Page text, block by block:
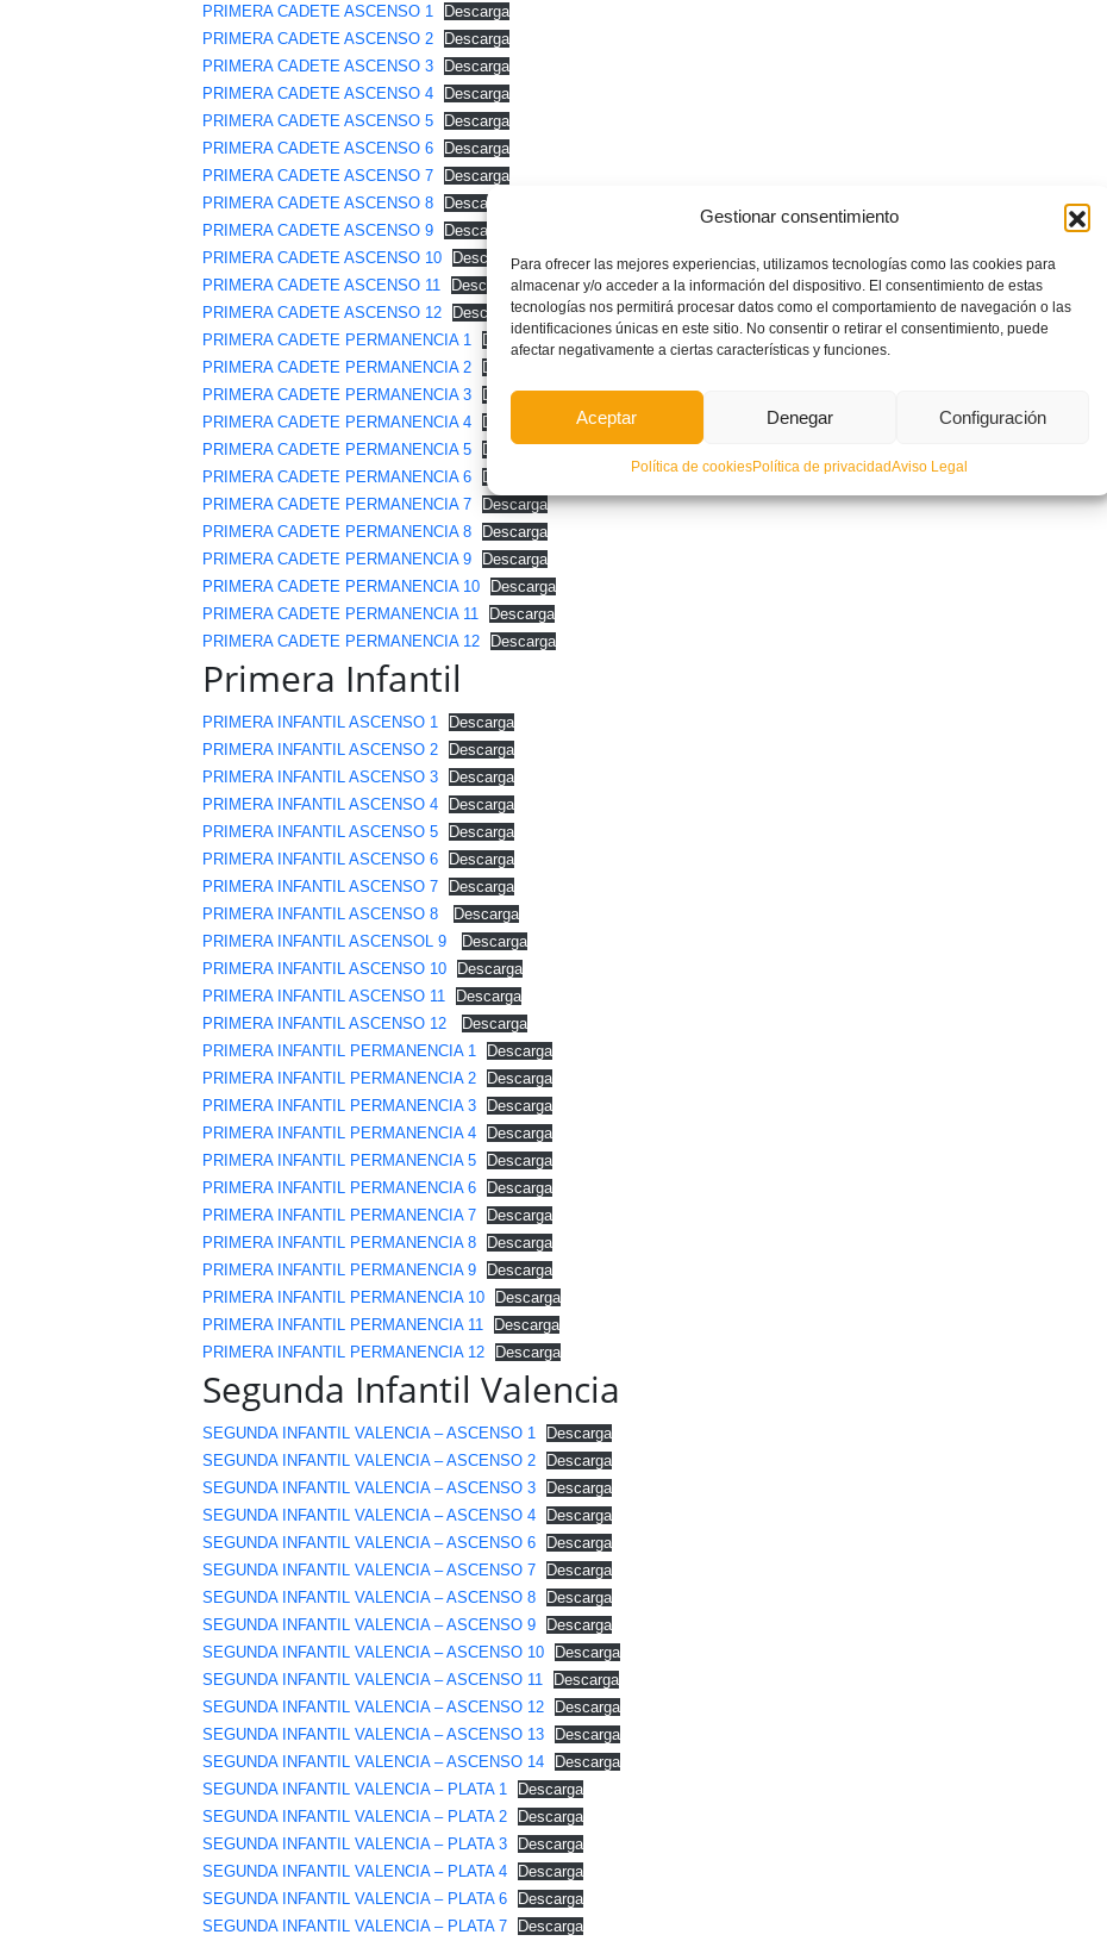
Gestionar consentimiento
Para ofrecer las mejores experiencias, utilizamos tecnologías como las cookies para
almacenar y/o acceder a la información del dispositivo. El consentimiento de estas
tecnologías nos permitirá procesar datos como el comportamiento de navegación o las
identificaciones únicas en este sitio. No consentir o retirar el consentimiento, puede
afectar negativamente a ciertas características y funciones.
Aceptar Denegar Configuración
Política de cookiesPolítica de privacidadAviso Legal
PRIMERA CADETE ASCENSO 1
Descarga
PRIMERA CADETE ASCENSO 2
Descarga
PRIMERA CADETE ASCENSO 3
Descarga
PRIMERA CADETE ASCENSO 4
Descarga
PRIMERA CADETE ASCENSO 5
Descarga
PRIMERA CADETE ASCENSO 6
Descarga
PRIMERA CADETE ASCENSO 7
Descarga
PRIMERA CADETE ASCENSO 8
Descarga
PRIMERA CADETE ASCENSO 9
Descarga
PRIMERA CADETE ASCENSO 10
Descarga
PRIMERA CADETE ASCENSO 11
Descarga
PRIMERA CADETE ASCENSO 12
Descarga
PRIMERA CADETE PERMANENCIA 1
Descarga
PRIMERA CADETE PERMANENCIA 2
Descarga
PRIMERA CADETE PERMANENCIA 3
Descarga
PRIMERA CADETE PERMANENCIA 4
Descarga
PRIMERA CADETE PERMANENCIA 5
Descarga
PRIMERA CADETE PERMANENCIA 6
Descarga
PRIMERA CADETE PERMANENCIA 7
Descarga
PRIMERA CADETE PERMANENCIA 8
Descarga
PRIMERA CADETE PERMANENCIA 9
Descarga
PRIMERA CADETE PERMANENCIA 10
Descarga
PRIMERA CADETE PERMANENCIA 11
Descarga
PRIMERA CADETE PERMANENCIA 12
Descarga
Primera Infantil
PRIMERA INFANTIL ASCENSO 1
Descarga
PRIMERA INFANTIL ASCENSO 2
Descarga
PRIMERA INFANTIL ASCENSO 3
Descarga
PRIMERA INFANTIL ASCENSO 4
Descarga
PRIMERA INFANTIL ASCENSO 5
Descarga
PRIMERA INFANTIL ASCENSO 6
Descarga
PRIMERA INFANTIL ASCENSO 7
Descarga
PRIMERA INFANTIL ASCENSO 8
Descarga
PRIMERA INFANTIL ASCENSOL 9
Descarga
PRIMERA INFANTIL ASCENSO 10
Descarga
PRIMERA INFANTIL ASCENSO 11
Descarga
PRIMERA INFANTIL ASCENSO 12
Descarga
PRIMERA INFANTIL PERMANENCIA 1
Descarga
PRIMERA INFANTIL PERMANENCIA 2
Descarga
PRIMERA INFANTIL PERMANENCIA 3
Descarga
PRIMERA INFANTIL PERMANENCIA 4
Descarga
PRIMERA INFANTIL PERMANENCIA 5
Descarga
PRIMERA INFANTIL PERMANENCIA 6
Descarga
PRIMERA INFANTIL PERMANENCIA 7
Descarga
PRIMERA INFANTIL PERMANENCIA 8
Descarga
PRIMERA INFANTIL PERMANENCIA 9
Descarga
PRIMERA INFANTIL PERMANENCIA 10
Descarga
PRIMERA INFANTIL PERMANENCIA 11
Descarga
PRIMERA INFANTIL PERMANENCIA 12
Descarga
Segunda Infantil Valencia
SEGUNDA INFANTIL VALENCIA – ASCENSO 1
Descarga
SEGUNDA INFANTIL VALENCIA – ASCENSO 2
Descarga
SEGUNDA INFANTIL VALENCIA – ASCENSO 3
Descarga
SEGUNDA INFANTIL VALENCIA – ASCENSO 4
Descarga
SEGUNDA INFANTIL VALENCIA – ASCENSO 6
Descarga
SEGUNDA INFANTIL VALENCIA – ASCENSO 7
Descarga
SEGUNDA INFANTIL VALENCIA – ASCENSO 8
Descarga
SEGUNDA INFANTIL VALENCIA – ASCENSO 9
Descarga
SEGUNDA INFANTIL VALENCIA – ASCENSO 10
Descarga
SEGUNDA INFANTIL VALENCIA – ASCENSO 11
Descarga
SEGUNDA INFANTIL VALENCIA – ASCENSO 12
Descarga
SEGUNDA INFANTIL VALENCIA – ASCENSO 13
Descarga
SEGUNDA INFANTIL VALENCIA – ASCENSO 14
Descarga
SEGUNDA INFANTIL VALENCIA – PLATA 1
Descarga
SEGUNDA INFANTIL VALENCIA – PLATA 2
Descarga
SEGUNDA INFANTIL VALENCIA – PLATA 3
Descarga
SEGUNDA INFANTIL VALENCIA – PLATA 4
Descarga
SEGUNDA INFANTIL VALENCIA – PLATA 6
Descarga
SEGUNDA INFANTIL VALENCIA – PLATA 7
Descarga